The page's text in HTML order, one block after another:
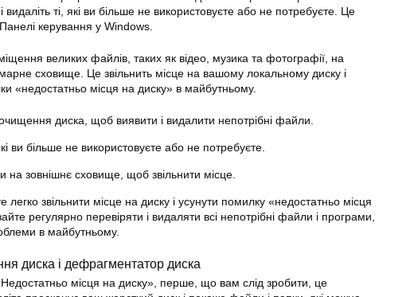
ті, які ви більше не використовуєте або не потребуєте. Це
керування у Windows.
великих файлів, таких як відео, музика та фотографії, на
сховище. Це звільнить місце на вашому локальному диску і
«недостатньо місця на диску» в майбутньому.
диска, щоб виявити і видалити непотрібні файли.
ви більше не використовуєте або не потребуєте.
на зовнішнє сховище, щоб звільнити місце.
звільнити місце на диску і усунути помилку «недостатньо місця
регулярно перевіряти і видаляти всі непотрібні файли і програми,
в майбутньому.
диска і дефрагментатор диска
місця на диску», перше, що вам слід зробити, це